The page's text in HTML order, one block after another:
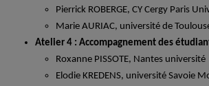
Pierrick ROBERGE, CY Cergy Paris
Marie AURIAC, université de
Atelier 4 : Accompagnement des
Roxanne PISSOTE, Nantes université
Elodie KREDENS, université Savoie